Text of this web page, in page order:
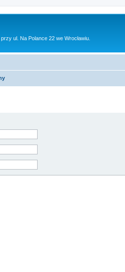
ul. Na Polance 22 we Wrocławiu.